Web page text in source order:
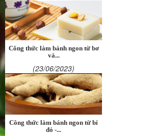
Công thức làm bánh ngon từ bơ
và...
(23/06/2023)
Công thức làm bánh ngon từ bí
đỏ -...